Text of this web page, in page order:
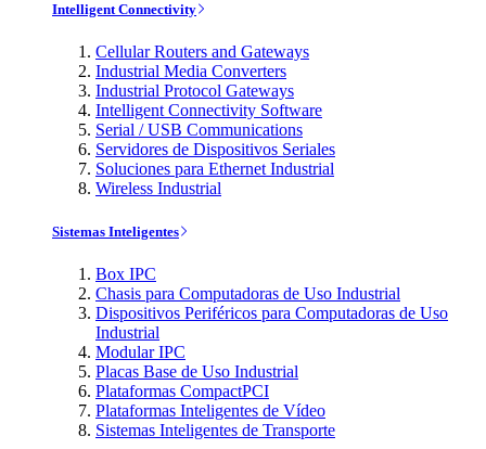
Intelligent Connectivity
Cellular Routers and Gateways
Industrial Media Converters
Industrial Protocol Gateways
Intelligent Connectivity Software
Serial / USB Communications
Servidores de Dispositivos Seriales
Soluciones para Ethernet Industrial
Wireless Industrial
Sistemas Inteligentes
Box IPC
Chasis para Computadoras de Uso Industrial
Dispositivos Periféricos para Computadoras de Uso
Industrial
Modular IPC
Placas Base de Uso Industrial
Plataformas CompactPCI
Plataformas Inteligentes de Vídeo
Sistemas Inteligentes de Transporte